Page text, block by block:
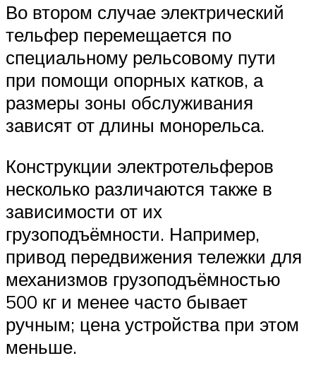
Во втором случае электрический
тельфер перемещается по
специальному рельсовому пути
при помощи опорных катков, а
размеры зоны обслуживания
зависят от длины монорельса.
Конструкции электротельферов
несколько различаются также в
зависимости от их
грузоподъёмности. Например,
привод передвижения тележки для
механизмов грузоподъёмностью
500 кг и менее часто бывает
ручным; цена устройства при этом
меньше.